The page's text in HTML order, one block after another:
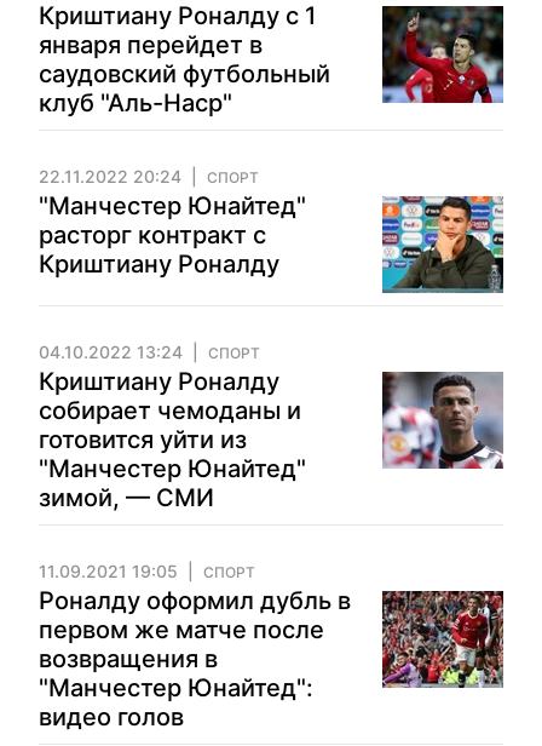
Криштиану Роналду с 1
января перейдет в
саудовский футбольный
клуб "Аль-Наср"
22.11.2022 20:24 СПОРТ
"Манчестер Юнайтед"
расторг контракт с
Криштиану Роналду
04.10.2022 13:24 СПОРТ
Криштиану Роналду
собирает чемоданы и
готовится уйти из
"Манчестер Юнайтед"
зимой, — СМИ
11.09.2021 19:05 СПОРТ
Роналду оформил дубль в
первом же матче после
возвращения в
"Манчестер Юнайтед":
видео голов